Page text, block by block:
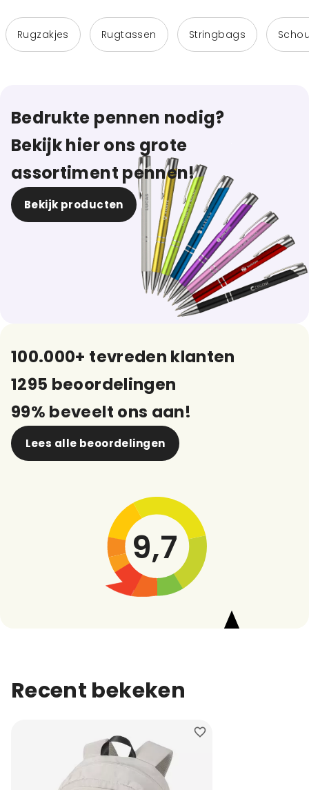
Rugzakjes Rugtassen Stringbags
Bedrukte pennen nodig?
Bekijk hier ons grote
assortiment pennen!
Bekijk producten
100.000+ tevreden klanten
1295 beoordelingen
99% beveelt ons aan!
Lees alle beoordelingen
9,7
Recent bekeken